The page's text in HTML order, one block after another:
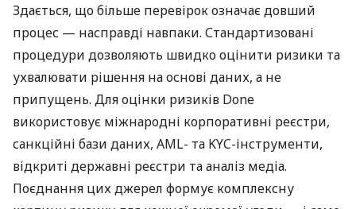
Здається, що більше перевірок означає довший
процес — насправді навпаки. Стандартизовані
процедури дозволяють швидко оцінити ризики та
ухвалювати рішення на основі даних, а не
припущень. Для оцінки ризиків Done
використовує міжнародні корпоративні реєстри,
санкційні бази даних, AML- та KYC-інструменти,
відкриті державні реєстри та аналіз медіа.
Поєднання цих джерел формує комплексну